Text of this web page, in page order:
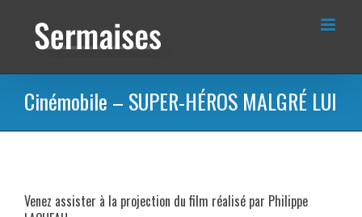
contenu
Cinémobile – SUPER-HÉROS MALGRÉ LUI
Venez assister à la projection du film réalisé par Philippe